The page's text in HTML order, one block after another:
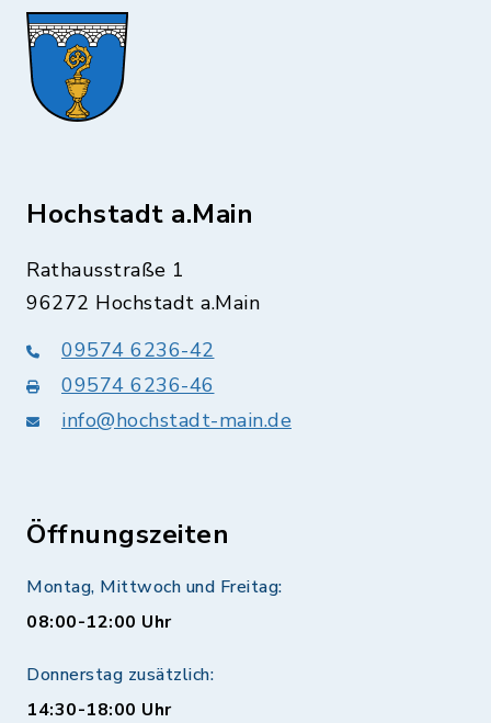
Hochstadt a.Main
Rathausstraße 1
96272 Hochstadt a.Main
09574 6236-42
09574 6236-46
info@hochstadt-main.de
Öffnungszeiten
Montag, Mittwoch und Freitag:
08:00-12:00 Uhr
Donnerstag zusätzlich:
14:30-18:00 Uhr